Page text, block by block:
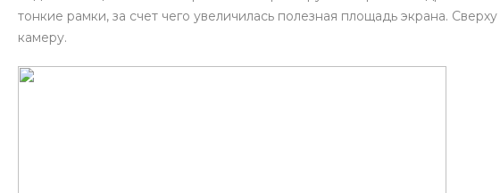
тонкие рамки, за счет чего увеличилась полезная площадь экрана.
камеру.